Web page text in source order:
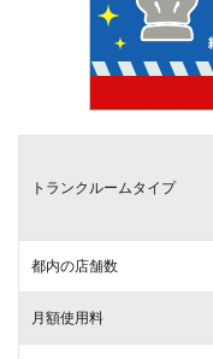
トランクルームタイプ
都内の店舗数
月額使用料